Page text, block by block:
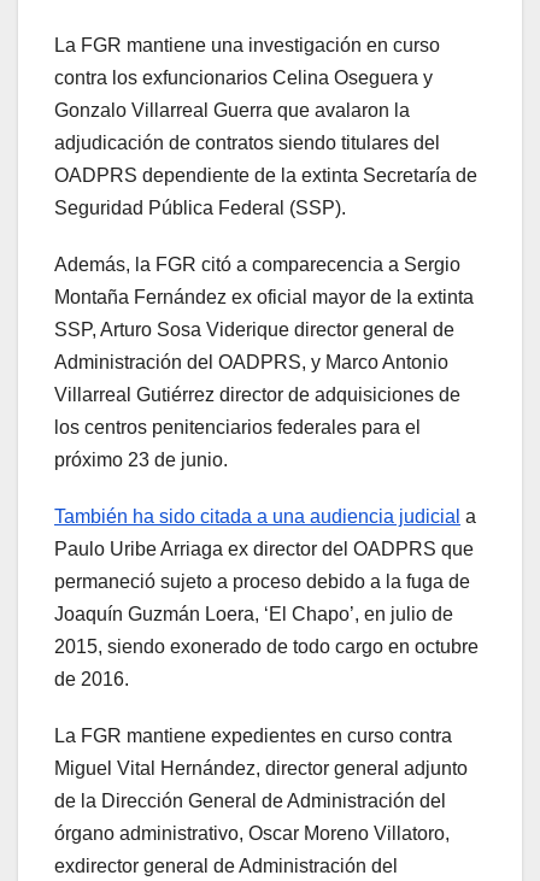
La FGR mantiene una investigación en curso
contra los exfuncionarios Celina Oseguera y
Gonzalo Villarreal Guerra que avalaron la
adjudicación de contratos siendo titulares del
OADPRS dependiente de la extinta Secretaría de
Seguridad Pública Federal (SSP).
Además, la FGR citó a comparecencia a Sergio
Montaña Fernández ex oficial mayor de la extinta
SSP, Arturo Sosa Viderique director general de
Administración del OADPRS, y Marco Antonio
Villarreal Gutiérrez director de adquisiciones de
los centros penitenciarios federales para el
próximo 23 de junio.
También ha sido citada a una audiencia judicial a
Paulo Uribe Arriaga ex director del OADPRS que
permaneció sujeto a proceso debido a la fuga de
Joaquín Guzmán Loera, ‘El Chapo’, en julio de
2015, siendo exonerado de todo cargo en octubre
de 2016.
La FGR mantiene expedientes en curso contra
Miguel Vital Hernández, director general adjunto
de la Dirección General de Administración del
órgano administrativo, Oscar Moreno Villatoro,
exdirector general de Administración del